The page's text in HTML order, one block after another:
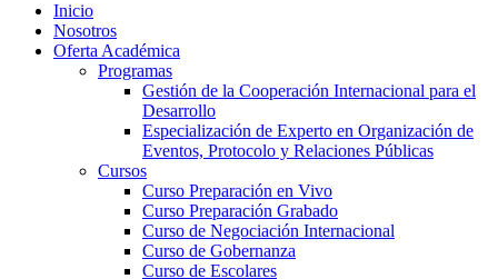
Inicio
Nosotros
Oferta Académica
Programas
Gestión de la Cooperación Internacional para el
Desarrollo
Especialización de Experto en Organización de
Eventos, Protocolo y Relaciones Públicas
Cursos
Curso Preparación en Vivo
Curso Preparación Grabado
Curso de Negociación Internacional
Curso de Gobernanza
Curso de Escolares